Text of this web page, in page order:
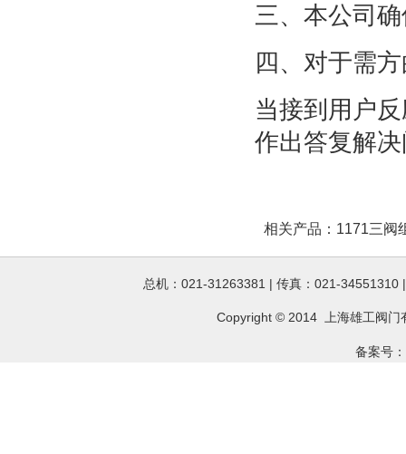
三、本公司
四、对于需
当接到用户
作出答复解
相关产品： 1171三阀
总机：021-31263381 | 传真：021-
Copyright © 2014 上海雄工阀门
备案号